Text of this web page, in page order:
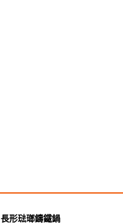
長形琺瑯鑄鐵鍋